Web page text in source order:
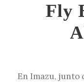
Fly
En Imazu, junto